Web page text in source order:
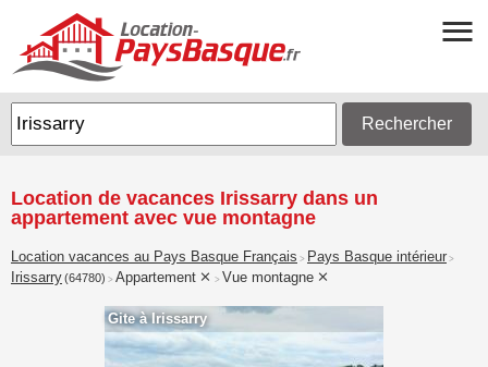
Rechercher
Location de vacances Irissarry dans un
appartement avec vue montagne
Location vacances au Pays Basque Français > Pays Basque intérieur >
Irissarry(64780) > Appartement > Vue montagne
Gite à Irissarry